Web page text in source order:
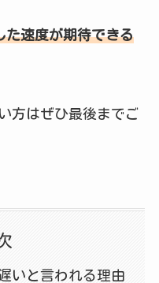
た速度が期待できる
方はぜひ最後までご
いと言われる理由